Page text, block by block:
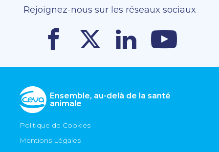
Rejoignez-nous sur les réseaux sociaux
Ensemble, au-delà de la santé
animale
Politique de Cookies
Mentions Légales